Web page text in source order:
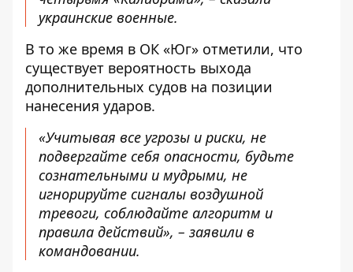
украинские военные.
В то же время в ОК «Юг» отметили, что
существует вероятность выхода
дополнительных судов на позиции
нанесения ударов.
«Учитывая все угрозы и риски, не
подвергайте себя опасности, будьте
сознательными и мудрыми, не
игнорируйте сигналы воздушной
тревоги, соблюдайте алгоритм и
правила действий», – заявили в
командовании.